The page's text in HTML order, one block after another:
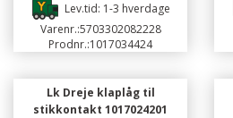
Lev.tid: 1-3 hverdage
Varenr.:5703302082228
Prodnr.:1017034424
Lk Dreje klaplåg til
stikkontakt 1017024201